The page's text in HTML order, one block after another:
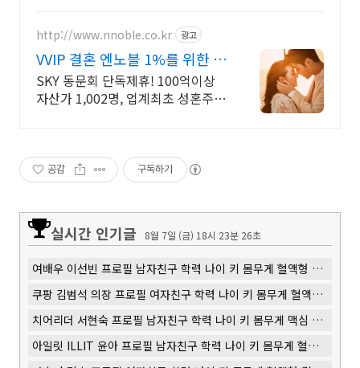
http://www.nnoble.co.kr 광고
VVIP 결혼 엔노블 1%를 위한 상
류층 결정사
SKY 동문회 단독제휴! 100억이상
자산가 1,002명, 업계최초 성혼주의
공감 구독하기
실시간 인기글 8월 7일 (금) 18시 23분 27초
여배우 이선빈 프로필 남자친구 학력 나이 키 몸무게 혈액형 결혼 이혼
쿠팡 김범석 의장 프로필 여자친구 학력 나이 키 몸무게 혈액형 결혼 이혼
치어리더 서현숙 프로필 남자친구 학력 나이 키 몸무게 맥심 인성 레전드 혈액형 결혼 이혼
아일릿 ILLIT 윤아 프로필 남자친구 학력 나이 키 몸무게 혈액형 결혼 이혼